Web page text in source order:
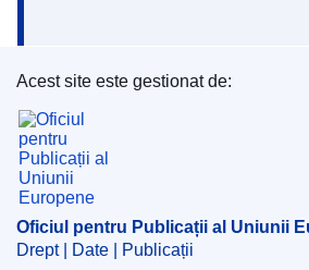
Oficiul pentru Publicații al
Acest site este gestionat de:
Oficiul pentru Publicații al Uniunii
Drept | Date | Publicații